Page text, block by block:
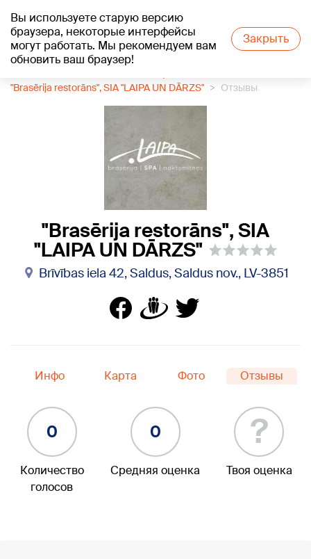
Вы используете старую версию
браузера, некоторые интерфейсы
могут работать. Мы рекомендуем вам
обновить ваш браузер!
Закрыть
+19°C
"Brasērija restorāns", SIA "LAIPA UN DĀRZS"
Отзывы
"Brasērija restorāns", SIA
"LAIPA UN DĀRZS"
Brīvības iela 42, Saldus, Saldus nov., LV-3851
Инфо Карта Фото Отзывы
0
Количество
голосов
0
Средняя оценка
?
Твоя оценка